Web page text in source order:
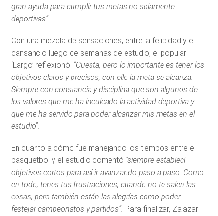
gran ayuda para cumplir tus metas no solamente
deportivas”.
Con una mezcla de sensaciones, entre la felicidad y el
cansancio luego de semanas de estudio, el popular
‘Largo’ reflexionó: “Cuesta, pero lo importante es tener los
objetivos claros y precisos, con ello la meta se alcanza.
Siempre con constancia y disciplina que son algunos de
los valores que me ha inculcado la actividad deportiva y
que me ha servido para poder alcanzar mis metas en el
estudio”.
En cuanto a cómo fue manejando los tiempos entre el
basquetbol y el estudio comentó “siempre establecí
objetivos cortos para así ir avanzando paso a paso. Como
en todo, tenes tus frustraciones, cuando no te salen las
cosas, pero también están las alegrías como poder
festejar campeonatos y partidos”. Para finalizar, Zalazar